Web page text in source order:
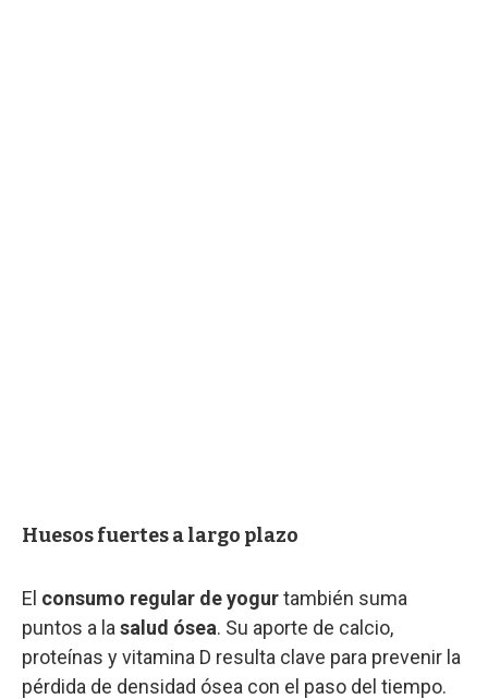
Huesos fuertes a largo plazo
El consumo regular de yogurtambién suma
puntos a la salud ósea. Su aporte de calcio,
proteínas y vitamina D resulta clave para prevenir la
pérdida de densidad ósea con el paso del tiempo.